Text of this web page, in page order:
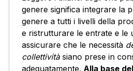
genere significa integrare la
genere a tutti i livelli della
e ristrutturare le entrate e le
assicurare che le necessità
collettivitàsiano prese in
adeguatamente. Alla base